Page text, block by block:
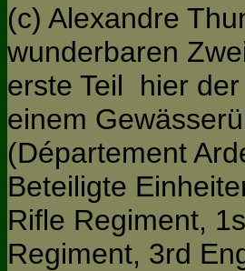
(c) Alexandre
wunderbaren
erste Teil hier
einem
(Département
Beteiligte
Rifle Regiment,
Regiment, 3rd